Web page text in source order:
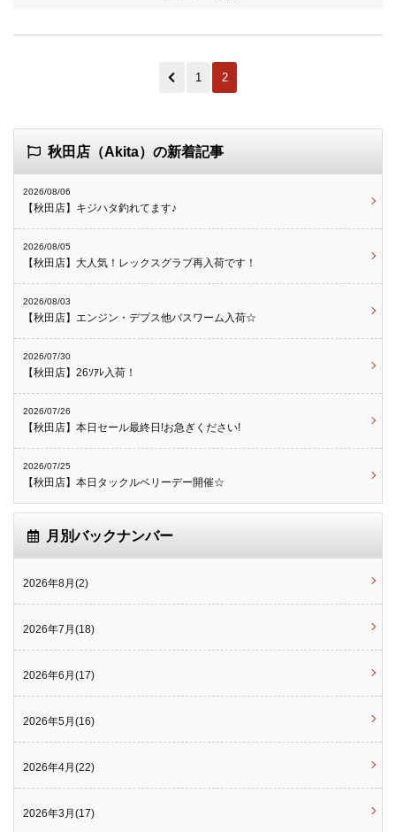
1 2
秋田店（Akita）の新着記事
2026/08/06
【秋田店】キジハタ釣れてます♪
2026/08/05
【秋田店】大人気！レックスグラブ再入荷です！
2026/08/03
【秋田店】エンジン・デプス他バスワーム入荷☆
2026/07/30
【秋田店】26ｿｱﾚ入荷！
2026/07/26
【秋田店】本日セール最終日!お急ぎください!
2026/07/25
【秋田店】本日タックルベリーデー開催☆
月別バックナンバー
2026年8月(2)
2026年7月(18)
2026年6月(17)
2026年5月(16)
2026年4月(22)
2026年3月(17)